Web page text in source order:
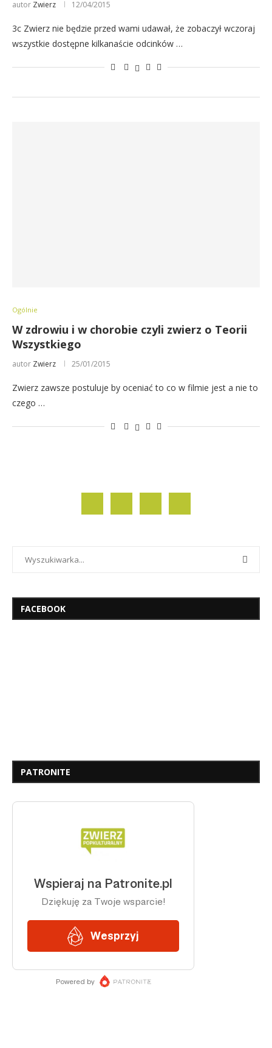
autor Zwierz 12/04/2015
3c Zwierz nie będzie przed wami udawał, że zobaczył wczoraj
wszystkie dostępne kilkanaście odcinków …
Ogólnie
W zdrowiu i w chorobie czyli zwierz o Teorii
Wszystkiego
autor Zwierz 25/01/2015
Zwierz zawsze postuluje by oceniać to co w filmie jest a nie to
czego …
FACEBOOK
PATRONITE